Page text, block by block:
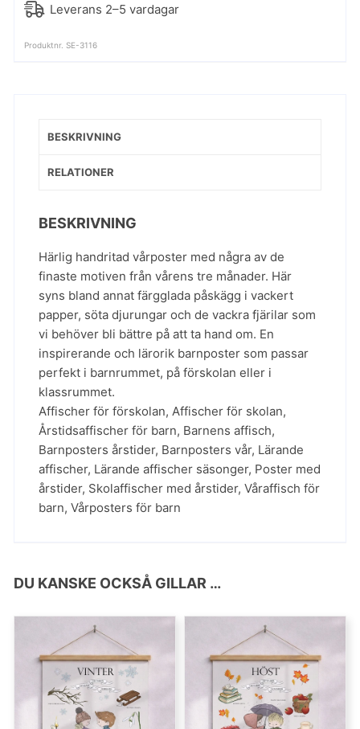
Leverans 2–5 vardagar
Produktnr. SE-3116
BESKRIVNING
RELATIONER
BESKRIVNING
Härlig handritad vårposter med några av de
finaste motiven från vårens tre månader. Här
syns bland annat färgglada påskägg i vackert
papper, söta djurungar och de vackra fjärilar som
vi behöver bli bättre på att ta hand om. En
inspirerande och lärorik barnposter som passar
perfekt i barnrummet, på förskolan eller i
klassrummet.
Affischer för förskolan, Affischer för skolan,
Årstidsaffischer för barn, Barnens affisch,
Barnposters årstider, Barnposters vår, Lärande
affischer, Lärande affischer säsonger, Poster med
årstider, Skolaffischer med årstider,Våraffisch för
barn,Vårposters för barn
DU KANSKE OCKSÅ GILLAR …